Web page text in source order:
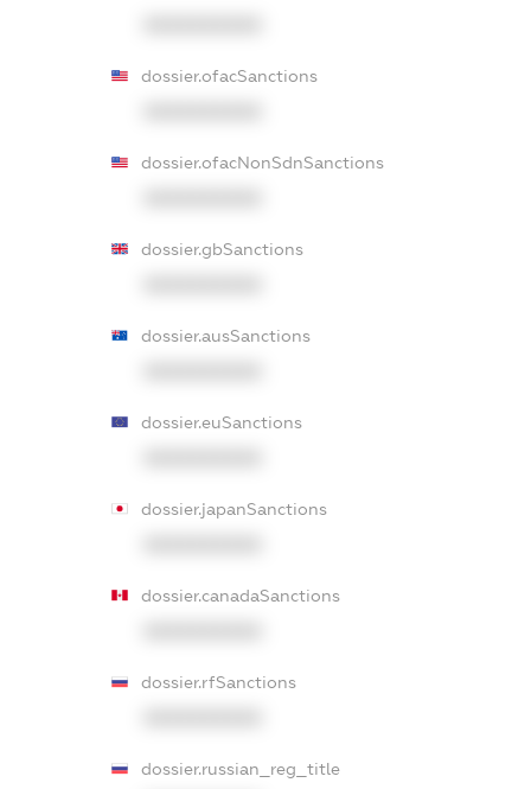
dossier.ofacSanctions
dossier.ofacNonSdnSanctions
dossier.gbSanctions
dossier.ausSanctions
dossier.euSanctions
dossier.japanSanctions
dossier.canadaSanctions
dossier.rfSanctions
dossier.russian_reg_title